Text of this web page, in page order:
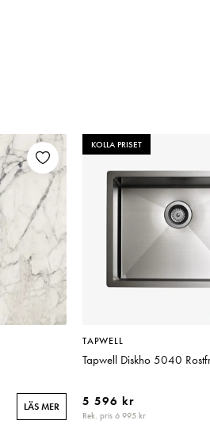
LÄS MER
KOLLA PRISET
TAPWELL
Tapwell Diskho 5040
5 596 kr
Rek. pris 6 995 kr